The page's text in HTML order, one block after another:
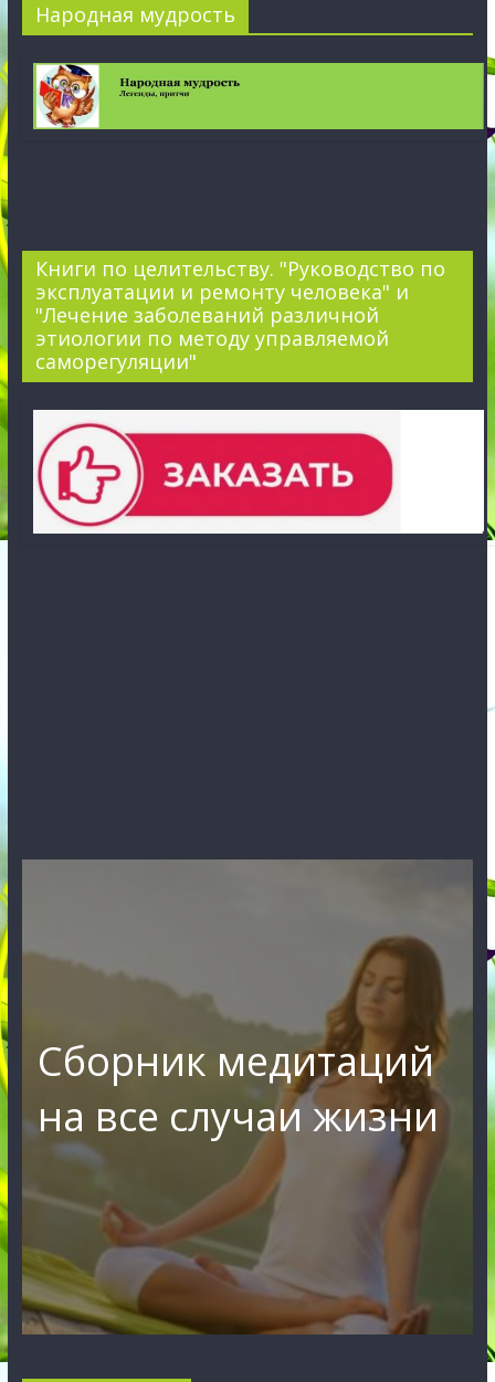
Народная мудрость
Книги по целительству. "Руководство по
эксплуатации и ремонту человека" и
"Лечение заболеваний различной
этиологии по методу управляемой
саморегуляции"
Сборник медитаций
на все случаи жизни